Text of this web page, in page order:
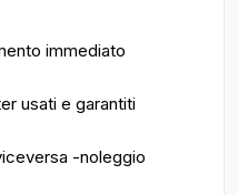
immediato
usati e garantiti
-noleggio